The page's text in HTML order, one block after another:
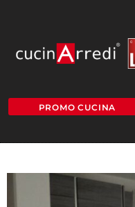
PROMO CUCINA